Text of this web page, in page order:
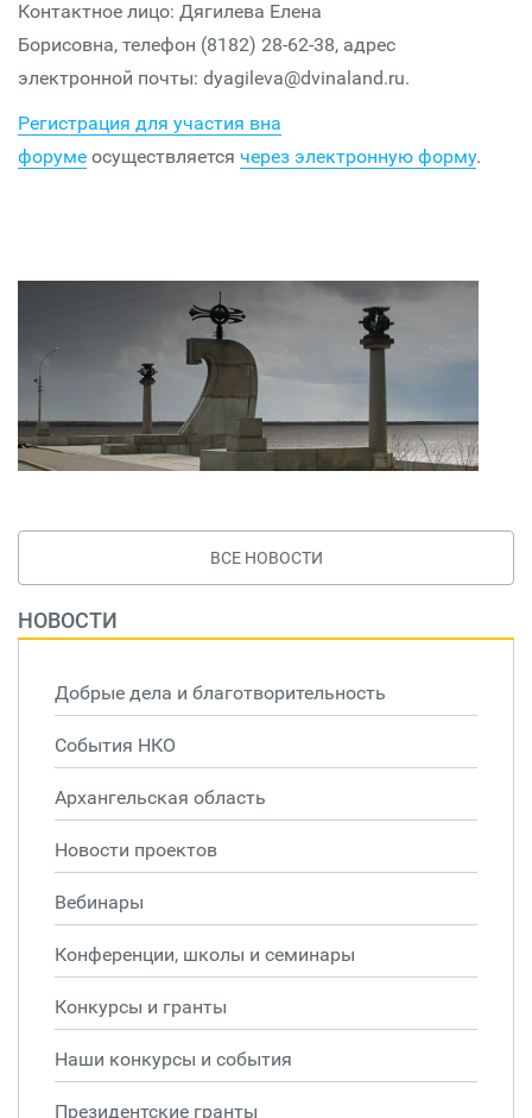
Контактное лицо: Дягилева Елена
Борисовна, телефон (8182) 28-62-38, адрес
электронной почты: dyagileva@dvinaland.ru.
Регистрация для участия вна
форуме осуществляется через электронную форму.
ВСЕ НОВОСТИ
НОВОСТИ
Добрые дела и благотворительность
События НКО
Архангельская область
Новости проектов
Вебинары
Конференции, школы и семинары
Конкурсы и гранты
Наши конкурсы и события
Президентские гранты